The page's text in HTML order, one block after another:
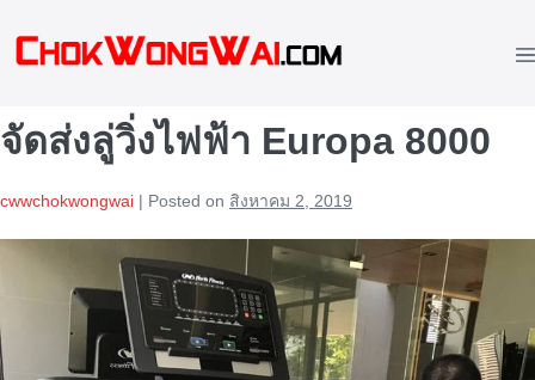
จัดส่งลู่วิ่งไฟฟ้า Europa 8000
cwwchokwongwai | Posted on สิงหาคม 2, 2019